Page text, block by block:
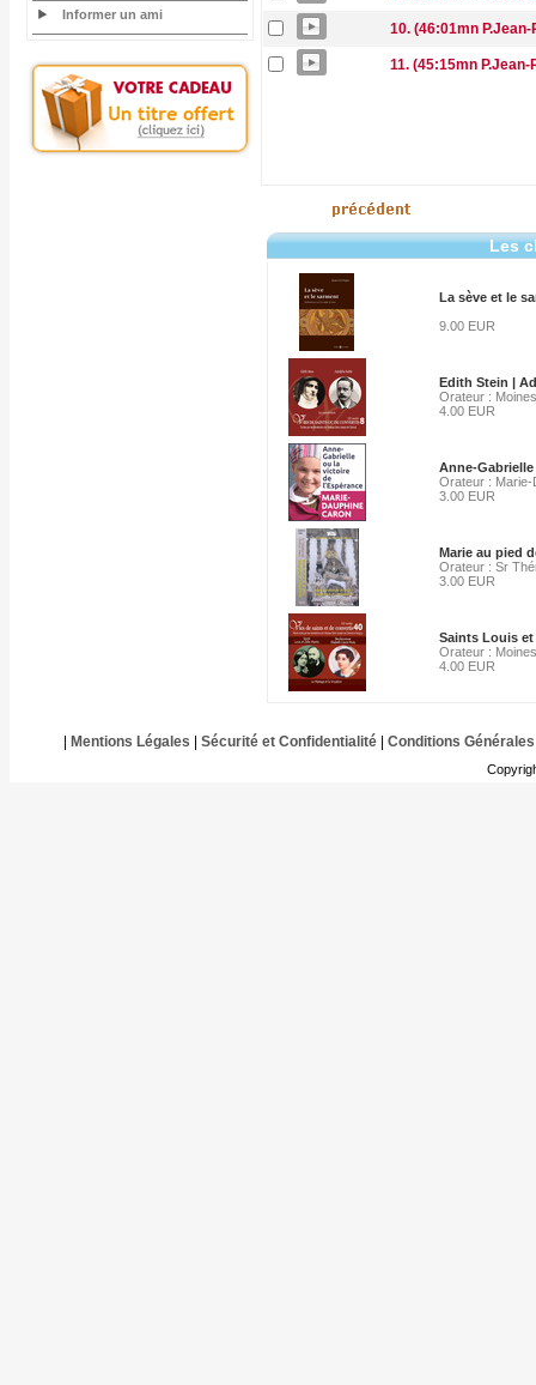
Informer un ami
10. (46:01mn
11. (45:15mn
Les
La sève et le
9.00 EUR
Edith Stein |
Orateur :
4.00 EUR
Anne-
Orateur : Marie-
3.00 EUR
Marie au pied
Orateur : Sr
3.00 EUR
Saints Louis et
Orateur :
4.00 EUR
Mentions Légales Sécurité et Confidentialité| Conditions Générales